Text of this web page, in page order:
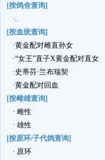
[按鸽舍查询]
·.
[按血统查询]
·黄金配对雌直孙女
·“女王”直子X黄金配对直女
·史蒂芬·兰布瑞契
·黄金配对回血
[按雌雄查询]
· 雌性
· 雄性
[按原环/子代鸽查询]
· 原环